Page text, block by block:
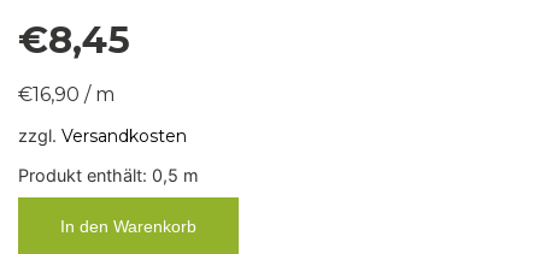
€8,45
€16,90 / m
zzgl. Versandkosten
Produkt enthält: 0,5 m
In den Warenkorb